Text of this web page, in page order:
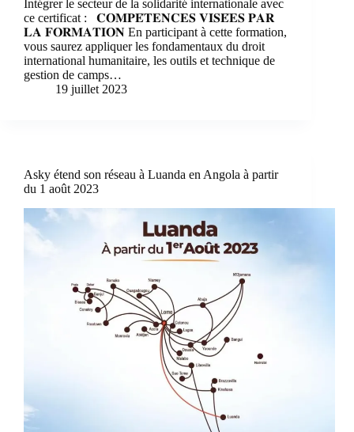
Intégrer le secteur de la solidarité internationale avec
ce certificat : 𝐂𝐎𝐌𝐏𝐄́𝐓𝐄𝐍𝐂𝐄𝐒 𝐕𝐈𝐒𝐄́𝐄𝐒 𝐏𝐀𝐑
𝐋𝐀 𝐅𝐎𝐑𝐌𝐀𝐓𝐈𝐎𝐍 En participant à cette formation,
vous saurez appliquer les fondamentaux du droit
international humanitaire, les outils et technique de
gestion de camps…
19 juillet 2023
Asky étend son réseau à Luanda en Angola à partir
du 1 août 2023